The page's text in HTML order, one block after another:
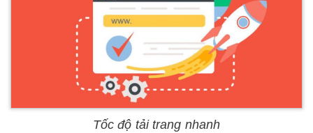
Tốc độ tải trang nhanh